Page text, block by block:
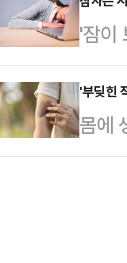
에 남
으며
아들
과를
소모
신진
로 인
하면
'잠이
중요
게 작
이견
지 영
'부딪힌
몸에
멍은